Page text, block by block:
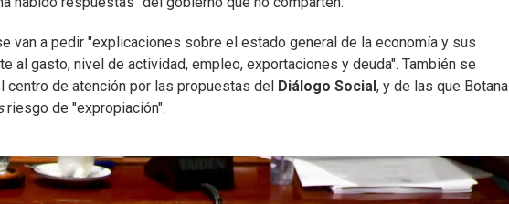
van a pedir "explicaciones sobre el estado general de la economía y sus
al gasto, nivel de actividad, empleo, exportaciones y deuda". También se
centro de atención por las propuestas del
Diálogo Social , y de las que Botana
riesgo de "expropiación".